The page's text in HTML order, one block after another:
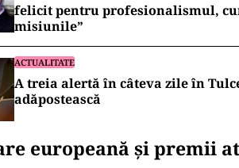
felicit pentru profesionalismul,
misiunile”
ACTUALITATE
A treia alertă în câteva zile în
adăpostească
europeană și premii